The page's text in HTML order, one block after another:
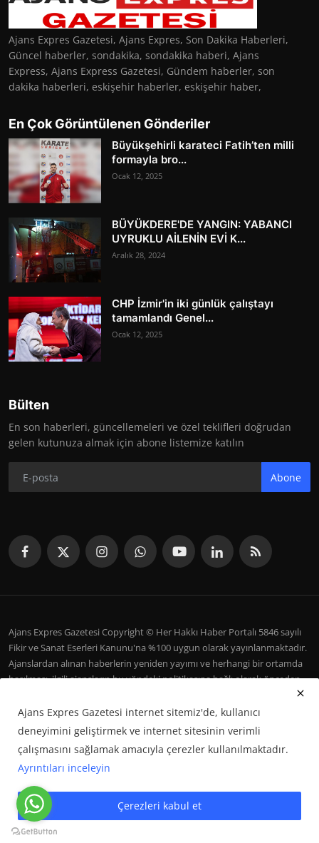
Ajans Expres Gazetesi, Ajans Expres, Son Dakika Haberleri,
Güncel haberler, sondakika, sondakika haberi, Ajans
Express, Ajans Express Gazetesi, Gündem haberler, son
dakika haberleri, eskişehir haberler, eskişehir haber,
En Çok Görüntülenen Gönderiler
Büyükşehirli karateci Fatih’ten milli
formayla bro...
Ocak 12, 2025
BÜYÜKDERE'DE YANGIN: YABANCI
UYRUKLU AİLENİN EVİ K...
Aralık 28, 2024
CHP İzmir'in iki günlük çalıştayı
tamamlandı Genel...
Ocak 12, 2025
Bülten
En son haberleri, güncellemeleri ve özel teklifleri doğrudan
gelen kutunuza almak için abone listemize katılın
Abone
Ajans Expres Gazetesi Copyright © Her Hakkı Haber Portalı 5846 sayılı
Fikir ve Sanat Eserleri Kanunu'na %100 uygun olarak yayınlanmaktadır.
Ajanslardan alınan haberlerin yeniden yayımı ve herhangi bir ortamda
basılması, ilgili ajansların bu yöndeki politikasına bağlı olarak önceden
İletişim Şartlar ve Koşullar Çerez Politikası
Künye
Galeri
Ajans Expres Gazetesi internet sitemiz'de, kullanıcı
deneyimini geliştirmek ve internet sitesinin verimli
çalışmasını sağlamak amacıyla çerezler kullanılmaktadır.
Ayrıntıları inceleyin
Çerezleri kabul et
Google Haberler'de Bizi Takip Edin